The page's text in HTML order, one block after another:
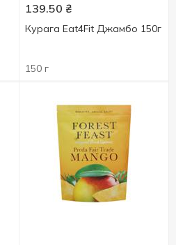
139.50 ₴
Курага Eat4Fit Джамбо 150г
150 г